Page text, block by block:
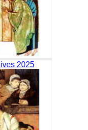
2025